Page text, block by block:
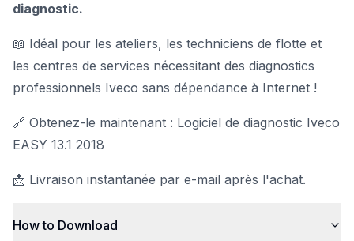
diagnostic.
📖 Idéal pour les ateliers, les techniciens de flotte et
les centres de services nécessitant des diagnostics
professionnels Iveco sans dépendance à Internet !
🔗 Obtenez-le maintenant : Logiciel de diagnostic Iveco
EASY 13.1 2018
📩 Livraison instantanée par e-mail après l'achat.
How to Download